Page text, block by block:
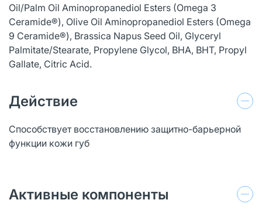
Oil/Palm Oil Aminopropanediol Esters (Omega 3
Ceramide®), Olive Oil Aminopropanediol Esters (Omega
9 Ceramide®), Brassica Napus Seed Oil, Glyceryl
Palmitate/Stearate, Propylene Glycol, BHA, BHT, Propyl
Gallate, Citric Acid.
Действие
Способствует восстановлению защитно-барьерной
функции кожи губ
Активные компоненты